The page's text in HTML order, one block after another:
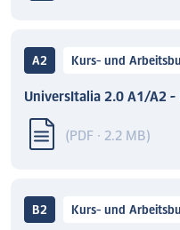
A2 Kurs- und
UniversItalia 2.0 A1/A2 -
(PDF · 2.2 MB)
B2 Kurs- und